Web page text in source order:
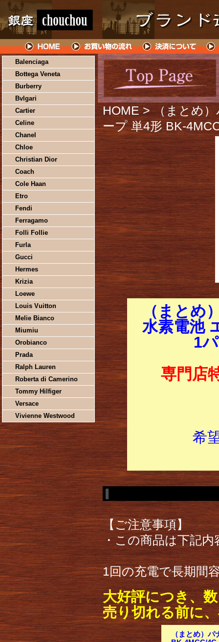
Balenciaga
Bottega Veneta
Burberry
Bvlgari
Cartier
Celine
Chanel
Chloe
Christian Dior
Coach
Cole Haan
Etro
Fendi
Ferragamo
Folli Follie
Furla
Gucci
Hermes
Krizia
Loewe
Louis Vuitton
Melie Bianco
Miumiu
Orobianco
Prada
Ralph Lauren
Roberta di Camerino
Tommy Hilfiger
Versace
Vivienne Westwood
HOME > （まとめ
ープ 単4形 BK-
（まとめ
水素電池
1
専門店
希
【ご注意事項】
・この商品は下記
1回の充電で長期間
大好評につき、
売り切れる前に
（まとめ）